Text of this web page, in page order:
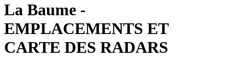
La Baume -
EMPLACEMENTS ET
CARTE DES RADARS